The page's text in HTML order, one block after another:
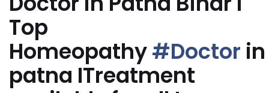
Top
Homeopathy#Doctor in
patna ITreatment